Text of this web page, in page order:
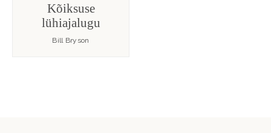
Kõiksuse
lühiajalugu
Bill Bryson